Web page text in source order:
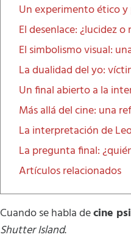
Un experimento ético
El desenlace: ¿lucidez
El simbolismo visual:
La dualidad del yo:
Un final abierto a la
Más allá del cine: una
La interpretación de
La pregunta final:
Artículos relacionados
Cuando se habla decine
Shutter Island.